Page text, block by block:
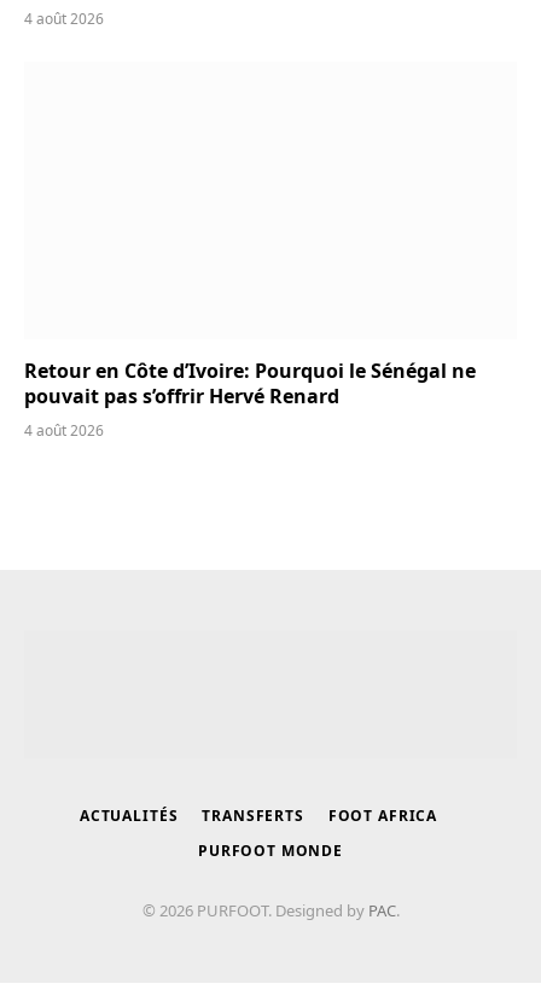
4 août 2026
Retour en Côte d’Ivoire: Pourquoi le Sénégal ne
pouvait pas s’offrir Hervé Renard
4 août 2026
ACTUALITÉS TRANSFERTS
FOOT AFRICA
PURFOOT MONDE
© 2026 PURFOOT. Designed by PAC.